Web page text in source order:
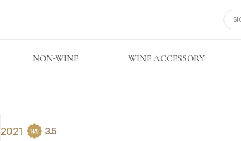
NON-WINE WINE ACCESSORY
2021 3.5